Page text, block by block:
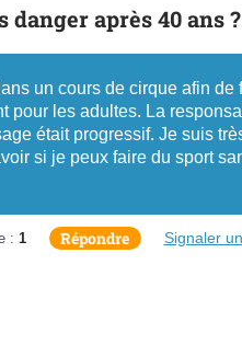
après 40 ans ?
un cours de cirque afin de
pour les adultes. La
était progressif. Je suis
si je peux faire du sport
: 1 Répondre
Signaler